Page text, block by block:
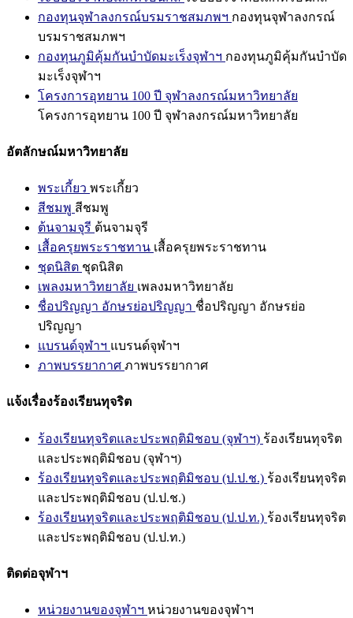
กองทุนจุฬาลงกรณ์บรมราชสมภพฯ กองทุนจุฬาลงกรณ์
บรมราชสมภพฯ
กองทุนภูมิคุ้มกันบำบัดมะเร็งจุฬาฯ กองทุนภูมิคุ้มกันบำบัด
มะเร็งจุฬาฯ
โครงการอุทยาน 100 ปี จุฬาลงกรณ์มหาวิทยาลัย
โครงการอุทยาน 100 ปี จุฬาลงกรณ์มหาวิทยาลัย
อัตลักษณ์มหาวิทยาลัย
พระเกี้ยว พระเกี้ยว
สีชมพู สีชมพู
ต้นจามจุรี ต้นจามจุรี
เสื้อครุยพระราชทาน เสื้อครุยพระราชทาน
ชุดนิสิต ชุดนิสิต
เพลงมหาวิทยาลัย เพลงมหาวิทยาลัย
ชื่อปริญญา อักษรย่อปริญญา ชื่อปริญญา อักษรย่อ
ปริญญา
แบรนด์จุฬาฯ แบรนด์จุฬาฯ
ภาพบรรยากาศ ภาพบรรยากาศ
แจ้งเรื่องร้องเรียนทุจริต
ร้องเรียนทุจริตและประพฤติมิชอบ (จุฬาฯ) ร้องเรียนทุจริต
และประพฤติมิชอบ (จุฬาฯ)
ร้องเรียนทุจริตและประพฤติมิชอบ (ป.ป.ช.) ร้องเรียนทุจริต
และประพฤติมิชอบ (ป.ป.ช.)
ร้องเรียนทุจริตและประพฤติมิชอบ (ป.ป.ท.) ร้องเรียนทุจริต
และประพฤติมิชอบ (ป.ป.ท.)
ติดต่อจุฬาฯ
หน่วยงานของจุฬาฯ หน่วยงานของจุฬาฯ